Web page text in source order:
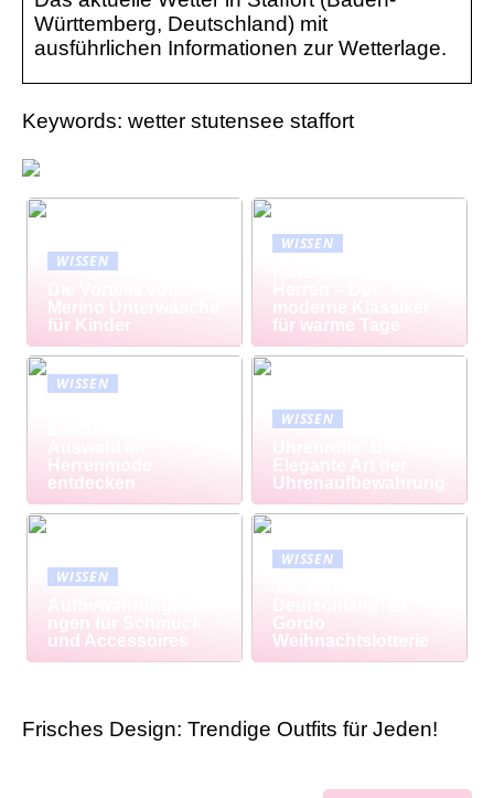
Württemberg, Deutschland) mit
ausführlichen Informationen zur Wetterlage.
Keywords: wetter stutensee staffort
WISSEN
Merino Unterwäsche
für Kinder
WISSEN
moderne Klassiker
für warme Tage
WISSEN
Herrenmode
entdecken
WISSEN
Elegante Art der
Uhrenaufbewahrung
WISSEN
ngen für Schmuck
und Accessoires
WISSEN
Gordo
Weihnachtslotterie
Frisches Design: Trendige Outfits für Jeden!